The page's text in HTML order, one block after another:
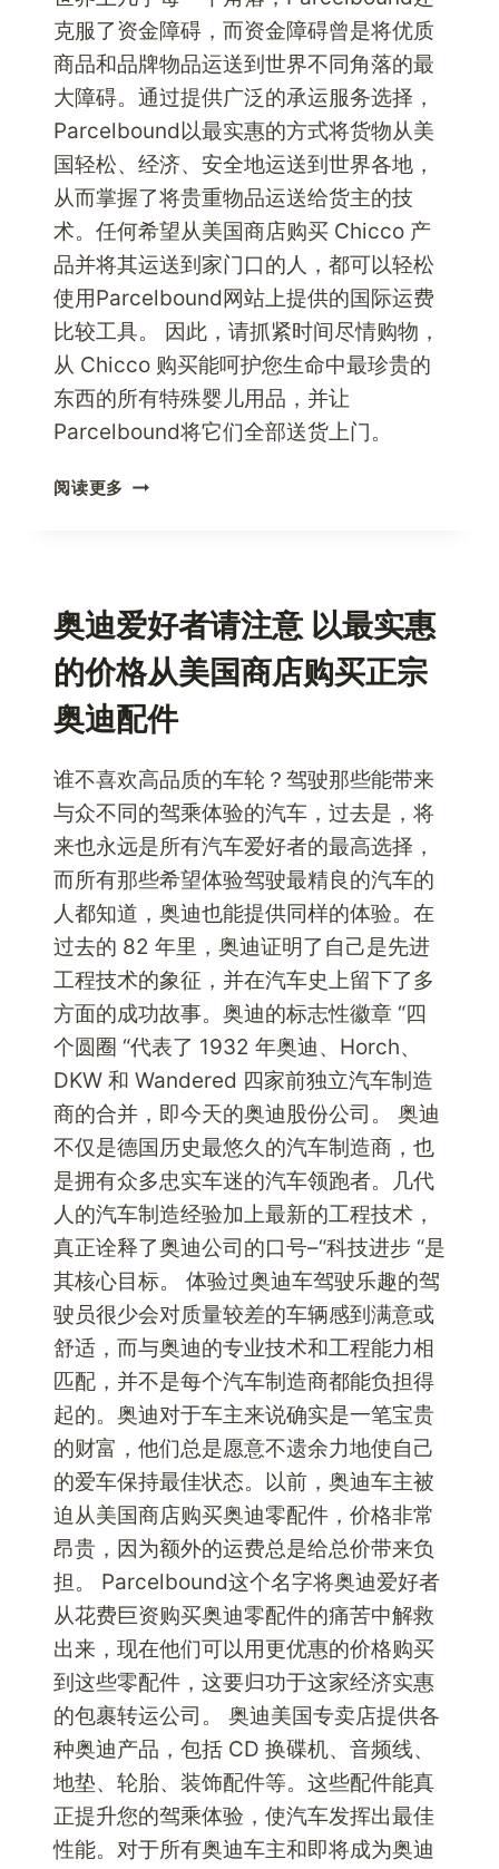
克服了资金障碍，而资金障碍曾是将优质
商品和品牌物品运送到世界不同角落的最
大障碍。通过提供广泛的承运服务选择，
Parcelbound以最实惠的方式将货物从美
国轻松、经济、安全地运送到世界各地，
从而掌握了将贵重物品运送给货主的技
术。任何希望从美国商店购买 Chicco 产
品并将其运送到家门口的人，都可以轻松
使用Parcelbound网站上提供的国际运费
比较工具。 因此，请抓紧时间尽情购物，
从 Chicco 购买能呵护您生命中最珍贵的
东西的所有特殊婴儿用品，并让
Parcelbound将它们全部送货上门。
阅读更多 使
品
呵
护
的
生
儿
奥迪爱好者请注意 以最实惠
的价格从美国商店购买正宗
奥迪配件
谁不喜欢高品质的车轮？驾驶那些能带来
与众不同的驾乘体验的汽车，过去是，将
来也永远是所有汽车爱好者的最高选择，
而所有那些希望体验驾驶最精良的汽车的
人都知道，奥迪也能提供同样的体验。在
过去的 82 年里，奥迪证明了自己是先进
工程技术的象征，并在汽车史上留下了多
方面的成功故事。奥迪的标志性徽章 “四
个圆圈 “代表了 1932 年奥迪、Horch、
DKW 和 Wandered 四家前独立汽车制造
商的合并，即今天的奥迪股份公司。 奥迪
不仅是德国历史最悠久的汽车制造商，也
是拥有众多忠实车迷的汽车领跑者。几代
人的汽车制造经验加上最新的工程技术，
真正诠释了奥迪公司的口号–“科技进步 “是
其核心目标。 体验过奥迪车驾驶乐趣的驾
驶员很少会对质量较差的车辆感到满意或
舒适，而与奥迪的专业技术和工程能力相
匹配，并不是每个汽车制造商都能负担得
起的。奥迪对于车主来说确实是一笔宝贵
的财富，他们总是愿意不遗余力地使自己
的爱车保持最佳状态。以前，奥迪车主被
迫从美国商店购买奥迪零配件，价格非常
昂贵，因为额外的运费总是给总价带来负
担。 Parcelbound这个名字将奥迪爱好者
从花费巨资购买奥迪零配件的痛苦中解救
出来，现在他们可以用更优惠的价格购买
到这些零配件，这要归功于这家经济实惠
的包裹转运公司。 奥迪美国专卖店提供各
种奥迪产品，包括 CD 换碟机、音频线、
地垫、轮胎、装饰配件等。这些配件能真
正提升您的驾乘体验，使汽车发挥出最佳
性能。对于所有奥迪车主和即将成为奥迪